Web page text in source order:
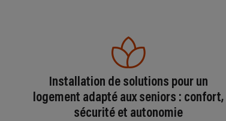
Installation de solutions pour un
logement adapté aux seniors : confort,
sécurité et autonomie